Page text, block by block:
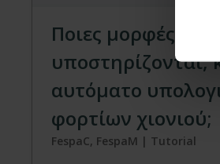
Ποιες μορφές
υποστηρίζονται,
αυτόματο
φορτίων χιονιού;
FespaC, FespaM | Tutorial